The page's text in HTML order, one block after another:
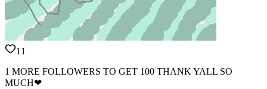
11
1 MORE FOLLOWERS TO GET 100 THANK YALL SO
MUCH❤